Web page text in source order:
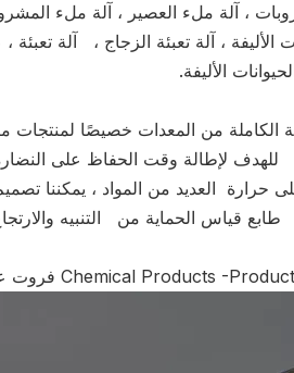
، آلة ملء العصير ، آلة ملء
الأليفة ، آلة تعبئة الزجاج ، آلة
الأليفة.
من المعدات خصيصًا لمنتجات
للهدف لإطالة وقت الحفاظ على
حرارة العديد من المواد ، يمكننا
قياس الحماية من التنبيه